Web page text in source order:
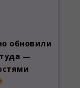
обновили
—